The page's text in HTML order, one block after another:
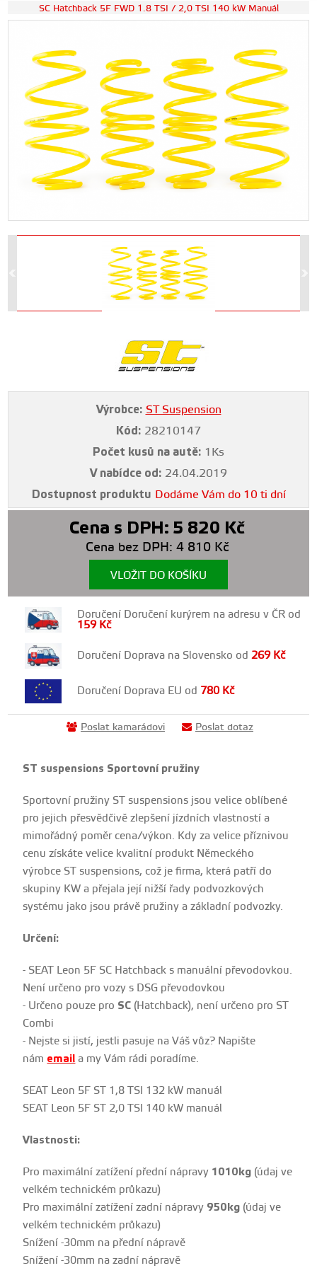
SC Hatchback 5F FWD 1.8 TSI / 2,0 TSI 140 kW Manuál
Výrobce: ST Suspension
Kód: 28210147
Počet kusů na autě: 1Ks
V nabídce od: 24.04.2019
Dostupnost produktu Dodáme Vám do 10 ti dní
Cena s DPH: 5 820 Kč
Cena bez DPH: 4 810 Kč
VLOŽIT DO KOŠÍKU
Doručení Doručení kurýrem na adresu v ČR od
159 Kč
Doručení Doprava na Slovensko od269 Kč
Doručení Doprava EU od 780 Kč
Poslat kamarádovi Poslat dotaz
ST suspensions Sportovní pružiny
Sportovní pružiny ST suspensions jsou velice oblíbené
pro jejich přesvědčivě zlepšení jízdních vlastností a
mimořádný poměr cena/výkon. Kdy za velice příznivou
cenu získáte velice kvalitní produkt Německého
výrobce ST suspensions, což je firma, která patří do
skupiny KW a přejala její nižší řady podvozkových
systému jako jsou právě pružiny a základní podvozky.
Určení:
- SEAT Leon 5F SC Hatchback s manuální převodovkou.
Není určeno pro vozy s DSG převodovkou
- Určeno pouze pro SC (Hatchback), není určeno pro ST
Combi
- Nejste si jistí, jestli pasuje na Váš vůz? Napište
nám email a my Vám rádi poradíme.
SEAT Leon 5F ST 1,8 TSI 132 kW manuál
SEAT Leon 5F ST 2,0 TSI 140 kW manuál
Vlastnosti:
Pro maximální zatížení přední nápravy 1010kg (údaj ve
velkém technickém průkazu)
Pro maximální zatížení zadní nápravy 950kg (údaj ve
velkém technickém průkazu)
Snížení -30mm na přední nápravě
Snížení -30mm na zadní nápravě